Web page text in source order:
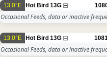
13.0°E Hot Bird 13G
Occasional Feeds, data or inactive
13.0°E Hot Bird 13G
Occasional Feeds, data or inactive